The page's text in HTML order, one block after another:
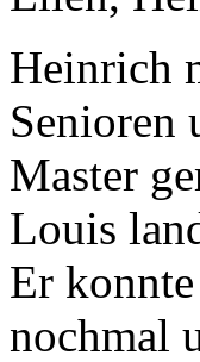
Heinrich
Senioren
Master
Louis
Er
nochmal